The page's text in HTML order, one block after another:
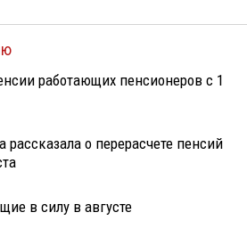
работающих пенсионеров с 1
рассказала о перерасчете пенсий
в силу в августе